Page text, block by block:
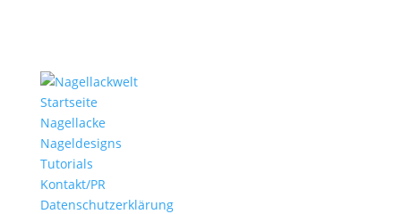
Startseite
Nagellacke
Nageldesigns
Tutorials
Kontakt/PR
Datenschutzerklärung